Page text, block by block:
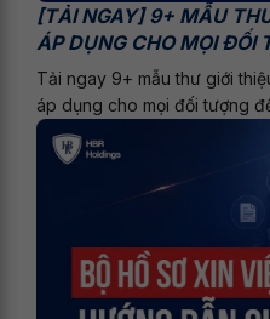
[TẢI NGAY] 9+ MẪU
ÁP DỤNG CHO MỌI ĐỐI
Tải ngay 9+ mẫu thư giới
áp dụng cho mọi đối tượng